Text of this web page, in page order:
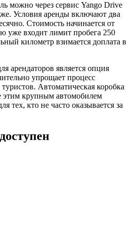
можно через сервис Yango Drive
Условия аренды включают два
Стоимость начинается от
уже входит лимит пробега 250
километр взимается доплата в
арендаторов является опция
упрощает процесс
Автоматическая коробка
этим крупным автомобилем
тех, кто не часто оказывается за